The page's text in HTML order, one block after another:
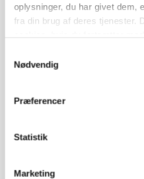
oplysninger, du har givet dem,
fra din brug af deres tjenester.
Nødvendig
Præferencer
Statistik
Marketing